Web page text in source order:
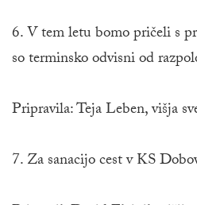
6. V tem letu bomo pričeli s
so terminsko odvisni od
Pripravila: Teja Leben, višja
7. Za sanacijo cest v KS